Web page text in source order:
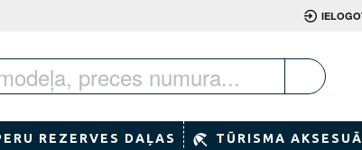
REZERVES DAĻAS TŪRISMA